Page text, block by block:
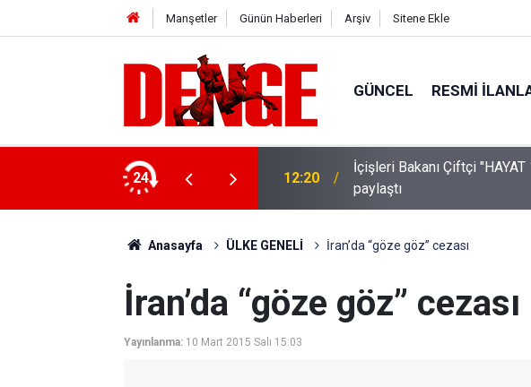
Manşetler Günün Haberleri Arşiv Sitene Ekle
GÜNCEL RESMI
24 12:20
İçişleri Bakanı Çiftçi
paylaştı
Anasayfa ÜLKE GENELİ İran’da “göze göz” cezası
İran’da “göze göz” cezası
Yayınlanma: 10 Mart 2015 Salı 15:03